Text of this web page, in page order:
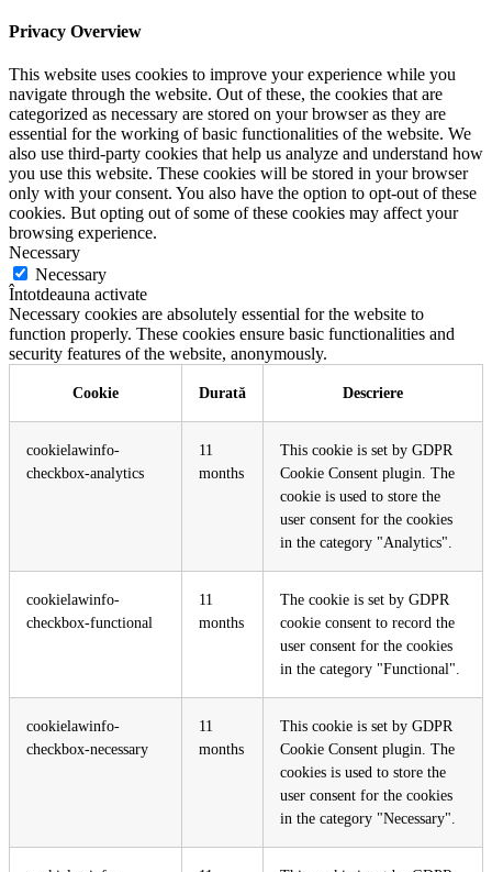
Privacy Overview
This website uses cookies to improve your experience while you
navigate through the website. Out of these, the cookies that are
categorized as necessary are stored on your browser as they are
essential for the working of basic functionalities of the website. We
also use third-party cookies that help us analyze and understand how
you use this website. These cookies will be stored in your browser
only with your consent. You also have the option to opt-out of these
cookies. But opting out of some of these cookies may affect your
browsing experience.
Necessary
Necessary
Întotdeauna activate
Necessary cookies are absolutely essential for the website to
function properly. These cookies ensure basic functionalities and
security features of the website, anonymously.
Cookie Durată Descriere
cookielawinfo-
checkbox-analytics
11
months
This cookie is set by GDPR
Cookie Consent plugin. The
cookie is used to store the
user consent for the cookies
in the category "Analytics".
cookielawinfo-
checkbox-functional
11
months
The cookie is set by GDPR
cookie consent to record the
user consent for the cookies
in the category "Functional".
cookielawinfo-
checkbox-necessary
11
months
This cookie is set by GDPR
Cookie Consent plugin. The
cookies is used to store the
user consent for the cookies
in the category "Necessary".